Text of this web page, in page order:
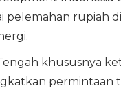
pelemahan rupiah
khususnya
permintaan